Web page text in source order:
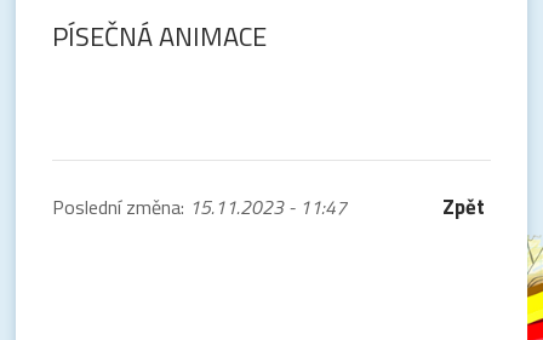
PÍSEČNÁ ANIMACE
Poslední změna: 15.11.2023 - 11:47 Zpět